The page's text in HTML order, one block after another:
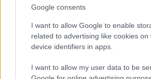
Google consents
I want to allow Google to enable
related to advertising like cookies on
device identifiers in apps.
I want to allow my user data to be
Saját bevallása szerint az a
a haja.